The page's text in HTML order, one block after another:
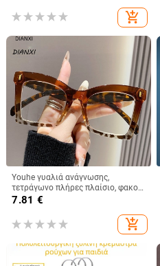
add_shopping_cart
Youhe γυαλιά ανάγνωσης,
τετράγωνο πλήρες πλαίσιο, φακοί
PC αντι-μπλε φως, υψηλής
7.81 €
add_shopping_cart